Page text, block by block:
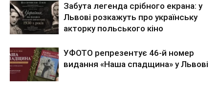
Забута легенда срібного екрана: у
Львові розкажуть про українську
акторку польського кіно
УФОТО репрезентує 46-й номер
видання «Наша спадщина» у Львові